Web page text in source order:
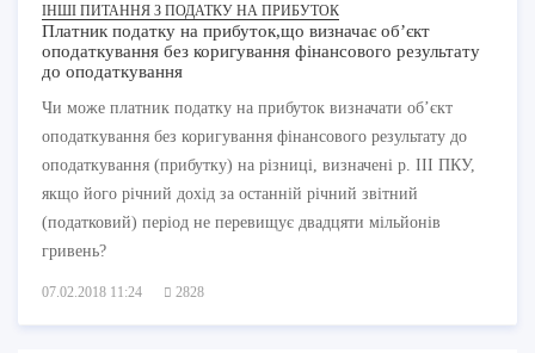
ІНШІ ПИТАННЯ З ПОДАТКУ НА ПРИБУТОК
Платник податку на прибуток,що визначає об’єкт
оподаткування без коригування фінансового результату
до оподаткування
Чи може платник податку на прибуток визначати об’єкт
оподаткування без коригування фінансового результату до
оподаткування (прибутку) на різниці, визначені р. ІІІ ПКУ,
якщо його річний дохід за останній річний звітний
(податковий) період не перевищує двадцяти мільйонів
гривень?
07.02.2018 11:24 2828